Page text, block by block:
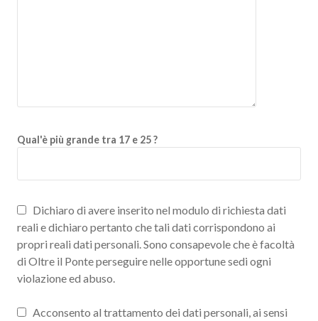
Qual'è più grande tra 17 e 25 ?
Dichiaro di avere inserito nel modulo di richiesta dati
reali e dichiaro pertanto che tali dati corrispondono ai
propri reali dati personali. Sono consapevole che è facoltà
di Oltre il Ponte perseguire nelle opportune sedi ogni
violazione ed abuso.
Acconsento al trattamento dei dati personali, ai sensi